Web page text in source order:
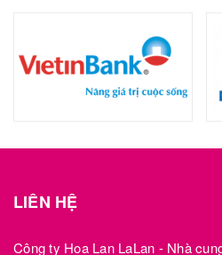
LIÊN HỆ
Công ty Hoa Lan LaLan - Nhà